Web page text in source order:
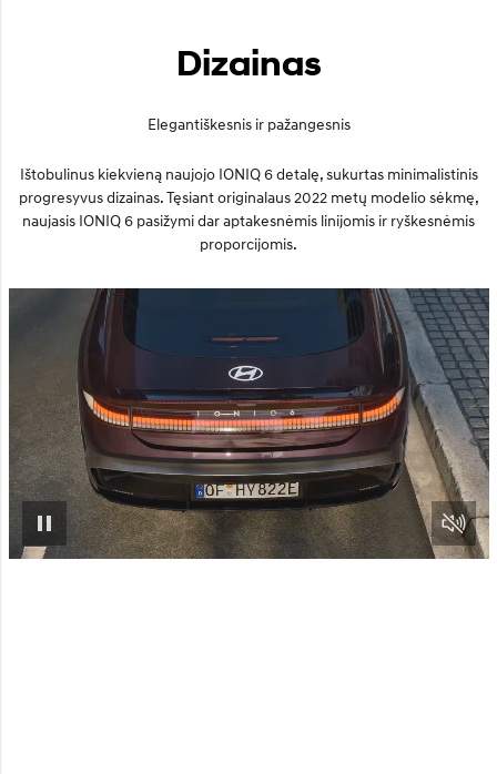
Dizainas
Elegantiškesnis ir pažangesnis
Ištobulinus kiekvieną naujojo IONIQ 6 detalę, sukurtas minimalistinis
progresyvus dizainas. Tęsiant originalaus 2022 metų modelio sėkmę,
naujasis IONIQ 6 pasižymi dar aptakesnėmis linijomis ir ryškesnėmis
proporcijomis.